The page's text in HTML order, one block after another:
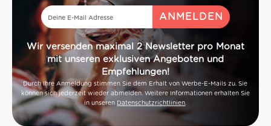
Wir versenden maximal 2 Newsletter pro Monat
mit unseren exklusiven Angeboten und
Empfehlungen!
Durch Ihre Anmeldung stimmen Sie dem Erhalt von Werbe-E-Mails zu. Sie
können sich jederzeit wieder abmelden. Weitere Informationen erhalten Sie
in unseren Datenschutzrichtlinien